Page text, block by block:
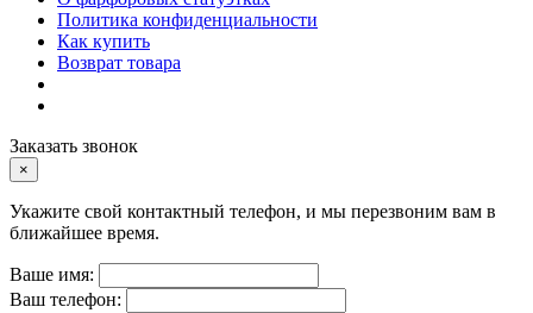
Политика конфиденциальности
Как купить
Возврат товара
Заказать звонок
×
Укажите свой контактный телефон, и мы перезвоним вам в
ближайшее время.
Ваше имя:
Ваш телефон: